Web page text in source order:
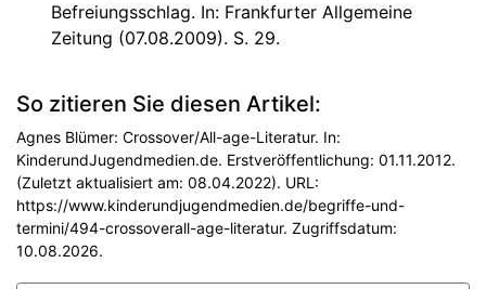
Befreiungsschlag. In: Frankfurter Allgemeine
Zeitung (07.08.2009). S. 29.
So zitieren Sie diesen Artikel:
Agnes Blümer: Crossover/All-age-Literatur. In:
KinderundJugendmedien.de. Erstveröffentlichung: 01.11.2012.
(Zuletzt aktualisiert am: 08.04.2022). URL:
https://www.kinderundjugendmedien.de/begriffe-und-
termini/494-crossoverall-age-literatur. Zugriffsdatum:
10.08.2026.